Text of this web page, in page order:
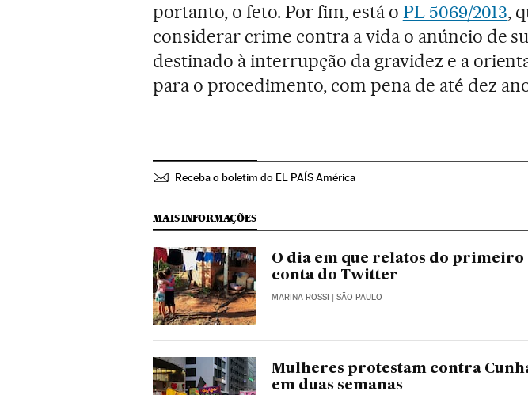
portanto, o feto. Por fim, está o PL 5069/2013,
considerar crime contra a vida o anúncio de
destinado à interrupção da gravidez e a
para o procedimento, com pena de até dez
Receba o boletim do EL PAÍS América
MAIS INFORMAÇÕES
O dia em que relatos do primeiro
conta do Twitter
MARINA ROSSI | SÃO PAULO
Mulheres protestam contra
em duas semanas